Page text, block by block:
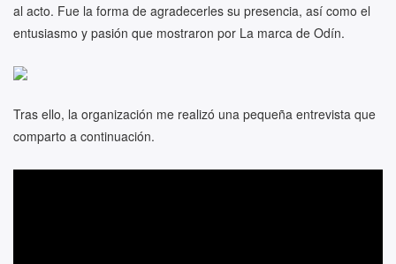
al acto. Fue la forma de agradecerles su presencia, así como el
entusiasmo y pasión que mostraron por La marca de Odín.
Tras ello, la organización me realizó una pequeña entrevista que
comparto a continuación.